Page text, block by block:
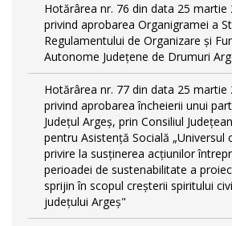
Hotărârea nr. 76 din data 25 martie
privind aprobarea Organigramei a
Regulamentului de Organizare și
Autonome Județene de Drumuri
Hotărârea nr. 77 din data 25 martie
privind aprobarea încheierii unui
Județul Argeș, prin Consiliul
pentru Asistență Socială „Universul
privire la susținerea acțiunilor
perioadei de sustenabilitate a
sprijin în scopul creșterii spiritului
județului Argeș"